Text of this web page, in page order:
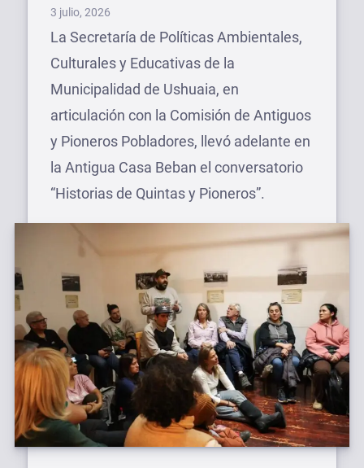
Publicado
el
3 julio, 2026
La Secretaría de Políticas Ambientales,
Culturales y Educativas de la
Municipalidad de Ushuaia, en
articulación con la Comisión de Antiguos
y Pioneros Pobladores, llevó adelante en
la Antigua Casa Beban el conversatorio
“Historias de Quintas y Pioneros”.